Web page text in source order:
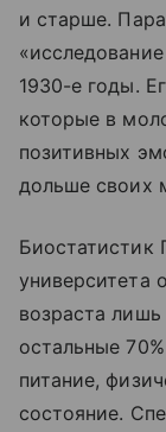
и старше.
1930-е годы.
которые в
позитивных
дольше своих
Биостатистик
университета
возраста
остальные
питание,
состояние.